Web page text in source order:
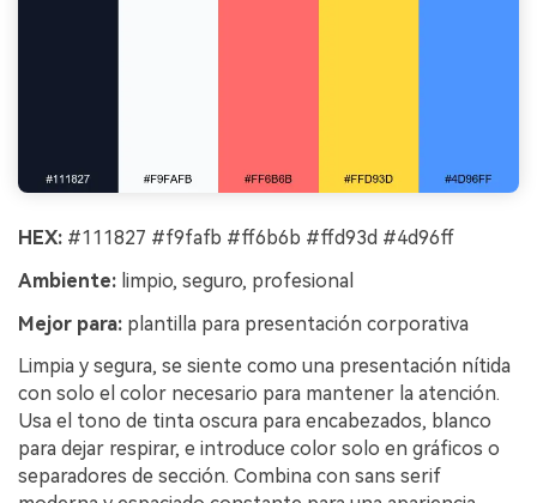
HEX: #111827 #f9fafb #ff6b6b #ffd93d #4d96ff
Ambiente: limpio, seguro, profesional
Mejor para: plantilla para presentación corporativa
Limpia y segura, se siente como una presentación nítida
con solo el color necesario para mantener la atención.
Usa el tono de tinta oscura para encabezados, blanco
para dejar respirar, e introduce color solo en gráficos o
separadores de sección. Combina con sans serif